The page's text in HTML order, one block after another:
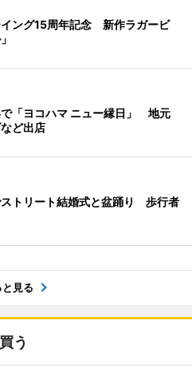
ング15周年記念 新作ラガービ
「ヨコハマ ニュー縁日」 地元
ど出店
トリート結婚式と盆踊り 歩行者
と見る
買う